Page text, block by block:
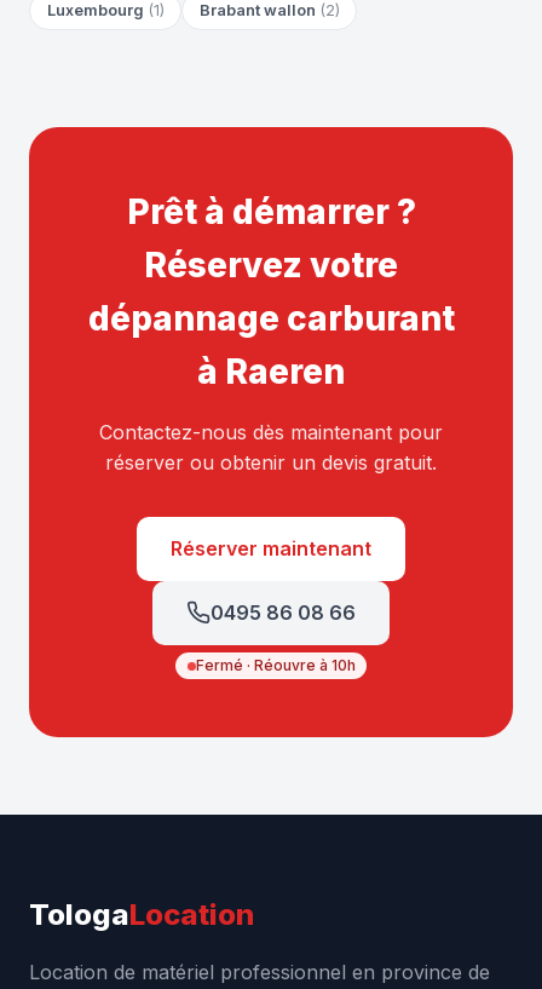
Luxembourg (1) Brabant wallon (2)
Prêt à démarrer ?
Réservez votre
dépannage carburant
à Raeren
Contactez-nous dès maintenant pour
réserver ou obtenir un devis gratuit.
Réserver maintenant
0495 86 08 66
Fermé · Réouvre à 10h
TologaLocation
Location de matériel professionnel en province de